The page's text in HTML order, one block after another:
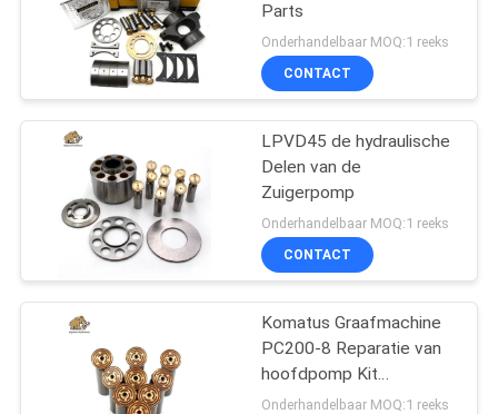
Parts
Onderhandelbaar MOQ:1 reeks
CONTACT
LPVD45 de hydraulische
Delen van de
Zuigerpomp
Onderhandelbaar MOQ:1 reeks
CONTACT
Komatus Graafmachine
PC200-8 Reparatie van
hoofdpomp Kit
Hydraulische pomp
Onderhandelbaar MOQ:1 reeks